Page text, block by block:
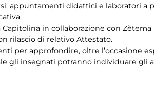
appuntamenti didattici e laboratori a
in collaborazione con
rilascio di relativo Attestato.
per approfondire, oltre l’occasione
gli insegnati potranno individuare